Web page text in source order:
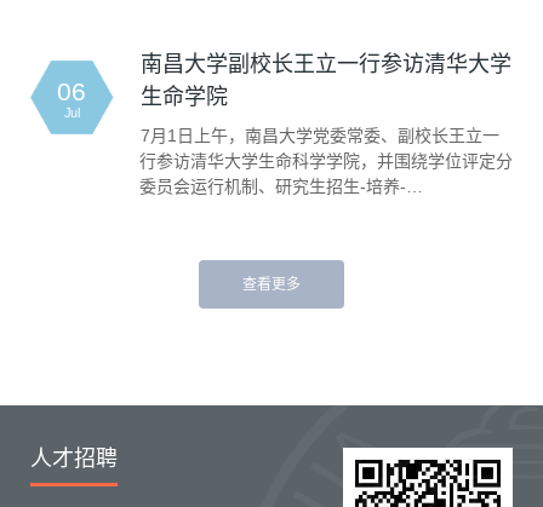
06
Jul
南昌大学副校长王立一行参访清华大学
生命学院
7月1日上午，南昌大学党委常委、副校长王立一
行参访清华大学生命科学学院，并围绕学位评定分
委员会运行机制、研究生招生-培养-…
查看更多
人才招聘